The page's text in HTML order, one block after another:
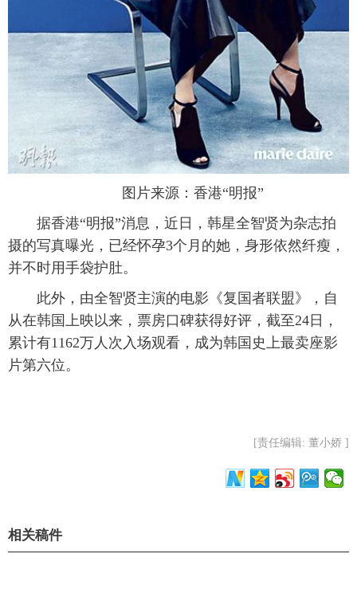
图片来源：香港“明报”
据香港“明报”消息，近日，韩星全智贤为杂志拍
摄的写真曝光，已经怀孕3个月的她，身形依然纤瘦，
并不时用手袋护肚。
此外，由全智贤主演的电影《复国者联盟》，自
从在韩国上映以来，票房口碑获得好评，截至24日，
累计有1162万人次入场观看，成为韩国史上最卖座影
片第六位。
[责任编辑: 董小娇 ]
相关稿件